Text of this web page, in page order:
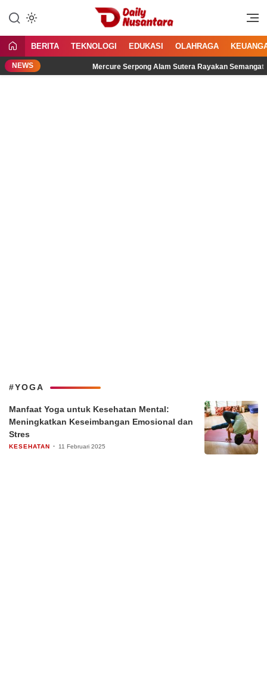
konten
Daily Nusantara
Menyajikan Fakta, Menginspirasi
BERITA TEKNOLOGI EDUKASI OLAHRAGA
NEWS Mercure Serpong Alam Sutera Rayakan Semangat
#YOGA
Manfaat Yoga untuk Kesehatan Mental:
Meningkatkan Keseimbangan Emosional dan
Stres
KESEHATAN 11 Februari 2025